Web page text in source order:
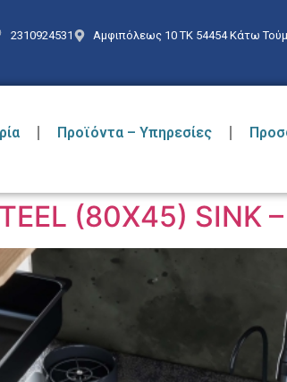
2310924531 Αμφιπόλεως 10 ΤΚ 54454 Κάτω
Προϊόντα – Υπηρεσίες
(80X45) SINK